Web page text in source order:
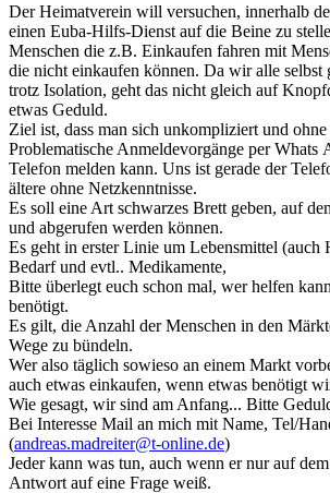
Der Heimatverein will versuchen, innerhalb
einen Euba-Hilfs-Dienst auf die Beine zu
Menschen die z.B. Einkaufen fahren mit
die nicht einkaufen können. Da wir alle selbst
trotz Isolation, geht das nicht gleich auf
etwas Geduld.
Ziel ist, dass man sich unkompliziert und
Problematische Anmeldevorgänge per Whats
Telefon melden kann. Uns ist gerade der
ältere ohne Netzkenntnisse.
Es soll eine Art schwarzes Brett geben, auf
und abgerufen werden können.
Es geht in erster Linie um Lebensmittel (auch
Bedarf und evtl.. Medikamente,
Bitte überlegt euch schon mal, wer helfen
benötigt.
Es gilt, die Anzahl der Menschen in den
Wege zu bündeln.
Wer also täglich sowieso an einem Markt
auch etwas einkaufen, wenn etwas benötigt
Wie gesagt, wir sind am Anfang... Bitte
Bei Interesse Mail an mich mit Name, Tel/
(andreas.madreiter@t-online.de)
Jeder kann was tun, auch wenn er nur auf
Antwort auf eine Frage weiß.